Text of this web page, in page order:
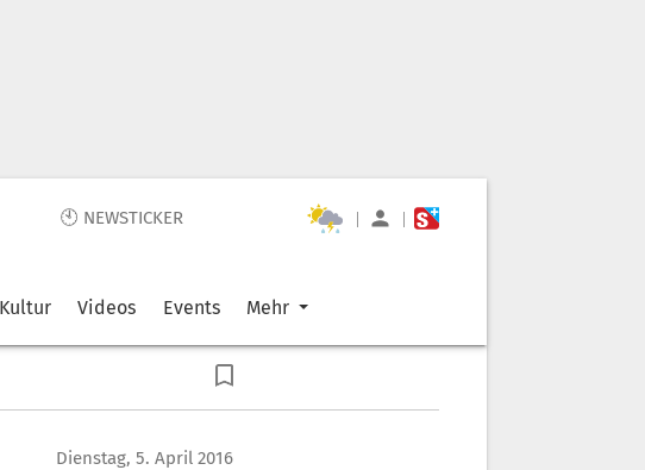
🕙 NEWSTICKER | |
Kultur Videos Events Mehr
Dienstag, 5. April 2016